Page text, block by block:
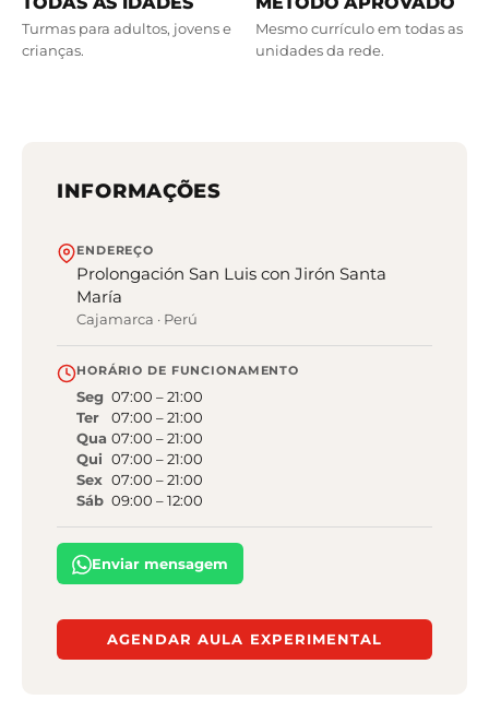
Turmas para adultos, jovens e
crianças.
Mesmo currículo em todas as
unidades da rede.
INFORMAÇÕES
ENDEREÇO
Prolongación San Luis con Jirón Santa
María
Cajamarca · Perú
HORÁRIO DE FUNCIONAMENTO
Seg 07:00 –21:00
Ter
07:00 –21:00
Qua 07:00 –21:00
Qui 07:00 –21:00
Sex 07:00 –21:00
Sáb 09:00 –12:00
Enviar mensagem
AGENDAR AULA EXPERIMENTAL